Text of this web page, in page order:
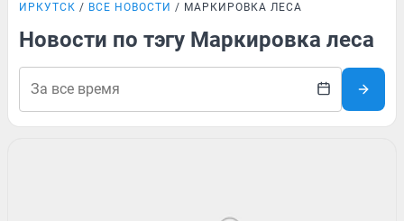
ИРКУТСК ВСЕ НОВОСТИ МАРКИРОВКА ЛЕСА
Новости по тэгу Маркировка леса